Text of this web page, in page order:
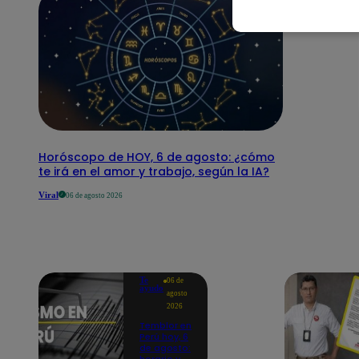
Horóscopo de HOY, 6 de agosto: ¿cómo
te irá en el amor y trabajo, según la IA?
Viral 06 de agosto 2026
Te
ayudo
06 de
agosto
2026
Temblor en
Perú hoy, 6
de agosto: